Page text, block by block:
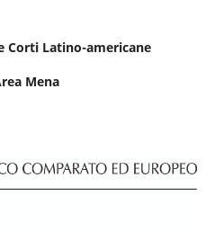
Corti Latino-americane
Mena